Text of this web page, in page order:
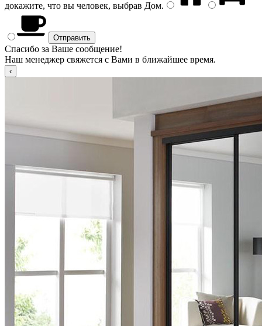
докажите, что вы человек, выбрав Дом.
Спасибо за Ваше сообщение!
Наш менеджер свяжется с Вами в ближайшее время.